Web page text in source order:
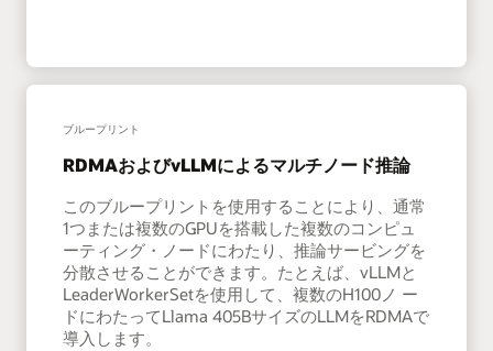
ブループリント
RDMAおよびvLLMによるマルチノード推論
このブループリントを使用することにより、通常
1つまたは複数のGPUを搭載した複数のコンピュ
ーティング・ノードにわたり、推論サービングを
分散させることができます。たとえば、vLLMと
LeaderWorkerSetを使用して、複数のH100ノ ー
ドにわたってLlama 405BサイズのLLMをRDMAで
導入します。